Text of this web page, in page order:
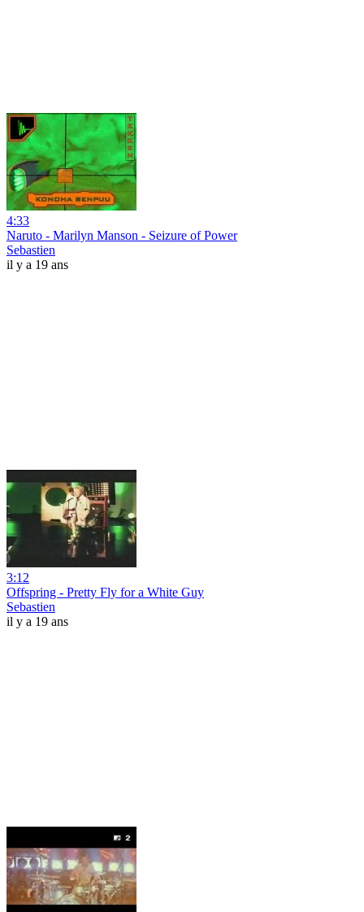
4:33
Naruto - Marilyn Manson - Seizure of Power
Sebastien
il y a 19 ans
3:12
Offspring - Pretty Fly for a White Guy
Sebastien
il y a 19 ans